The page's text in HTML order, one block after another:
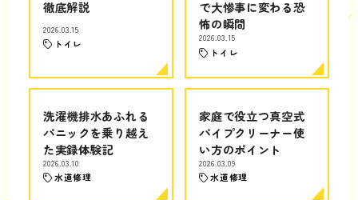
徹底解説
2026.03.15
トイレ
で大惨事に変わる恐
怖の瞬間
2026.03.15
トイレ
洗濯機排水あふれる
パニックを乗り越え
た実録体験記
2026.03.10
水道修理
家庭で役立つ真空式
パイプクリーナー使
い方のポイント
2026.03.09
水道修理